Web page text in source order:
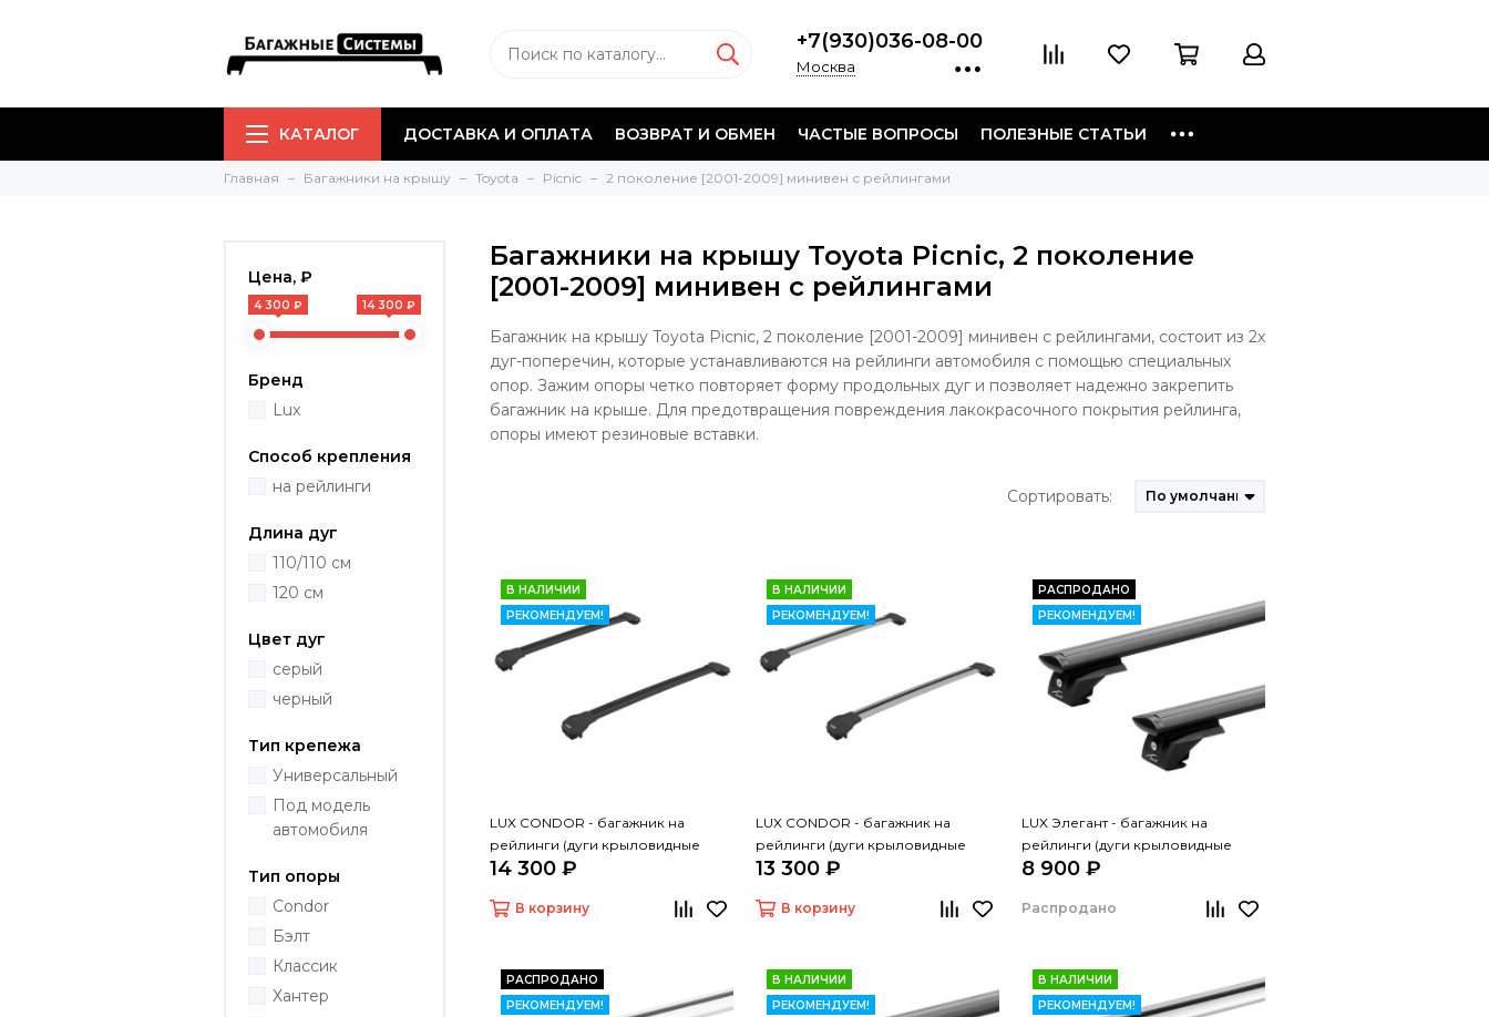
+7(930)036-08-00
Москва
КАТАЛОГ ДОСТАВКА И ОПЛАТА ВОЗВРАТ И ОБМЕН ЧАСТЫЕ ВОПРОСЫ ПОЛЕЗНЫЕ СТАТЬИ
Главная Багажники на крышу Toyota Picnic 2 поколение [2001-2009] минивен с рейлингами
Цена, ₽
4 300 ₽ 14 300 ₽
Бренд
Lux
Способ крепления
на рейлинги
Длина дуг
110/110 см
120 см
Цвет дуг
серый
черный
Тип крепежа
Универсальный
Под модель
автомобиля
Тип опоры
Condor
Бэлт
Классик
Хантер
Багажники на крышу Toyota Picnic, 2 поколение
[2001-2009] минивен с рейлингами
Багажник на крышу Toyota Picnic, 2 поколение [2001-2009] минивен с рейлингами, состоит из 2х
дуг-поперечин, которые устанавливаются на рейлинги автомобиля с помощью специальных
опор. Зажим опоры четко повторяет форму продольных дуг и позволяет надежно закрепить
багажник на крыше. Для предотвращения повреждения лакокрасочного покрытия рейлинга,
опоры имеют резиновые вставки.
Сортировать:
В НАЛИЧИИ
РЕКОМЕНДУЕМ!
LUX CONDOR - багажник на
рейлинги (дуги крыловидные
черные 110 см)
14 300 ₽
В корзину
В НАЛИЧИИ
РЕКОМЕНДУЕМ!
LUX CONDOR - багажник на
рейлинги (дуги крыловидные
серые 110 см)
13 300 ₽
В корзину
РАСПРОДАНО
РЕКОМЕНДУЕМ!
LUX Элегант - багажник на
рейлинги (дуги крыловидные
черные, 1,2м)
8 900 ₽
Распродано
РАСПРОДАНО
РЕКОМЕНДУЕМ!
В НАЛИЧИИ
РЕКОМЕНДУЕМ!
В НАЛИЧИИ
РЕКОМЕНДУЕМ!